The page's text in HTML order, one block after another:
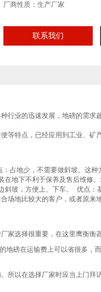
厂商性质：生产厂家
联系我们
行业的迅速发展，地磅的需求
等特点，已经应用到工业、矿
：占地少，不需要做斜坡。这
地下不利于保养及售后维修
坡，方便上、下车。 优点：
场地比较大的客户，或者原来
家选择很重要，在这里 鹰衡衡
地磅在运输费上可以省很多，
所以在选择厂家时应当上门拜